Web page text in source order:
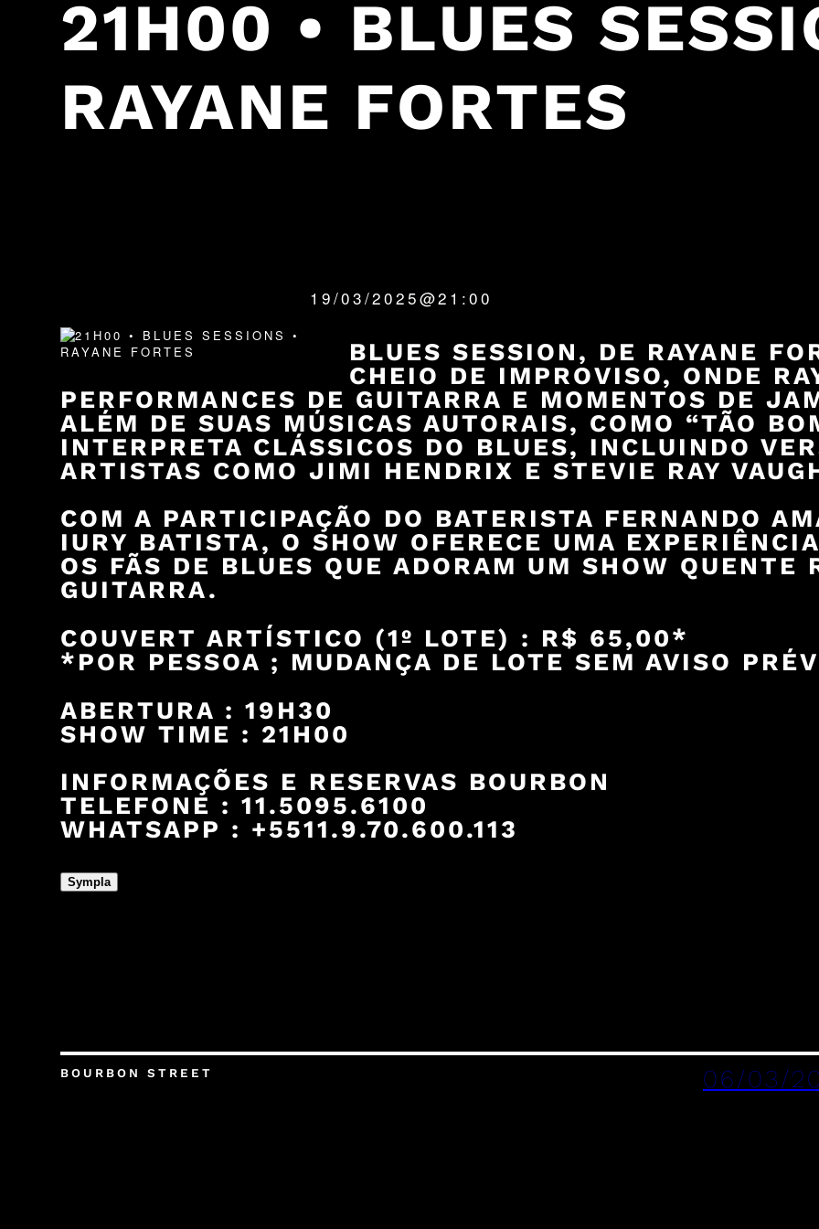
21H00 • BLUES
RAYANE FORTES
19/03/2025@21:00
BLUES SESSION, DE RAYANE
CHEIO DE IMPROVISO, ONDE
PERFORMANCES DE GUITARRA E MOMENTOS DE
ALÉM DE SUAS MÚSICAS AUTORAIS, COMO “TÃO
INTERPRETA CLÁSSICOS DO BLUES, INCLUINDO
ARTISTAS COMO JIMI HENDRIX E STEVIE RAY
COM A PARTICIPAÇÃO DO BATERISTA FERNANDO
IURY BATISTA, O SHOW OFERECE UMA
OS FÃS DE BLUES QUE ADORAM UM SHOW QUENTE
GUITARRA.
COUVERT ARTÍSTICO (1º LOTE) : R$ 65,00*
*POR PESSOA ; MUDANÇA DE LOTE SEM AVISO
ABERTURA : 19H30
SHOW TIME : 21H00
INFORMAÇÕES E RESERVAS BOURBON
TELEFONE : 11.5095.6100
WHATSAPP : +5511.9.70.600.113
Sympla
BOURBON STREET 06/03/